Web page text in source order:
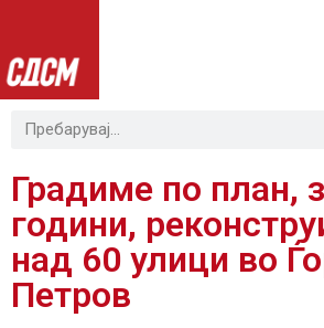
Градиме по план,
години,
над 60 улици во
Петров